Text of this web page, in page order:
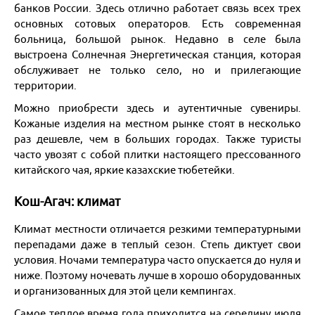
банков России. Здесь отлично работает связь всех трех
основных сотовых операторов. Есть современная
больница, большой рынок. Недавно в селе была
выстроена Солнечная Энергетическая станция, которая
обслуживает не только село, но и прилегающие
территории.
Можно приобрести здесь и аутентичные сувениры.
Кожаные изделия на местном рынке стоят в несколько
раз дешевле, чем в больших городах. Также туристы
часто увозят с собой плитки настоящего прессованного
китайского чая, яркие казахские тюбетейки.
Кош-Агач: климат
Климат местности отличается резкими температурными
перепадами даже в теплый сезон. Степь диктует свои
условия. Ночами температура часто опускается до нуля и
ниже. Поэтому ночевать лучше в хорошо оборудованных
и организованных для этой цели кемпингах.